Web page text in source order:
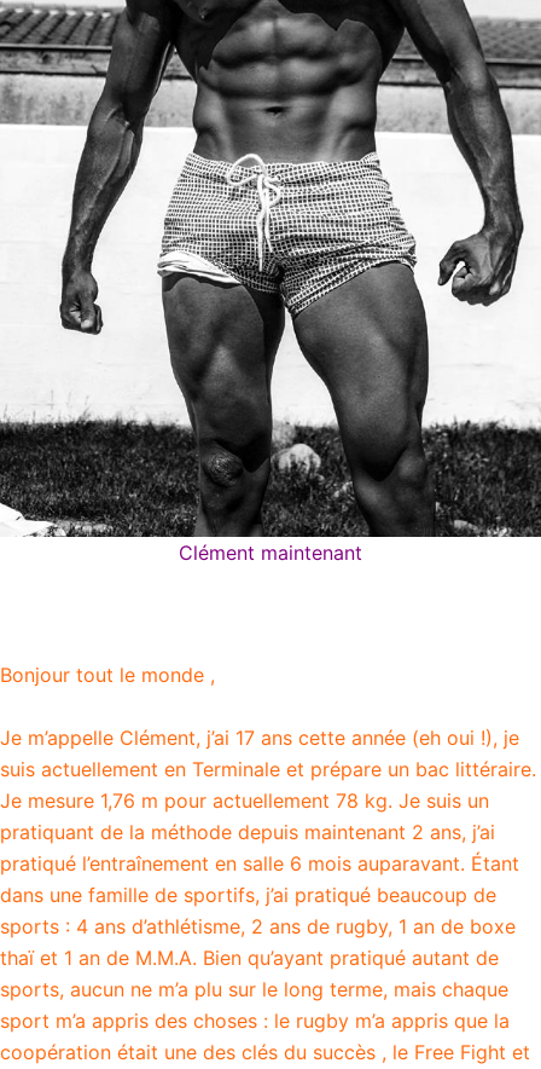
Clément maintenant
Bonjour tout le monde ,
Je m’appelle Clément, j’ai 17 ans cette année (eh oui !), je
suis actuellement en Terminale et prépare un bac littéraire.
Je mesure 1,76 m pour actuellement 78 kg. Je suis un
pratiquant de la méthode depuis maintenant 2 ans, j’ai
pratiqué l’entraînement en salle 6 mois auparavant. Étant
dans une famille de sportifs, j’ai pratiqué beaucoup de
sports : 4 ans d’athlétisme, 2 ans de rugby, 1 an de boxe
thaï et 1 an de M.M.A. Bien qu’ayant pratiqué autant de
sports, aucun ne m’a plu sur le long terme, mais chaque
sport m’a appris des choses : le rugby m’a appris que la
coopération était une des clés du succès , le Free Fight et